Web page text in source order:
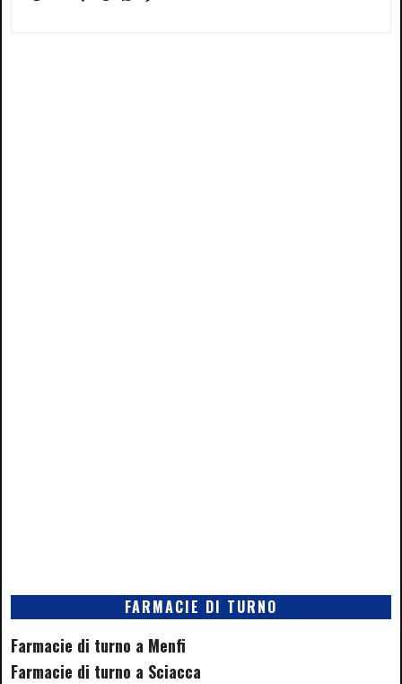
FARMACIE DI TURNO
Farmacie di turno a Menfi
Farmacie di turno a Sciacca